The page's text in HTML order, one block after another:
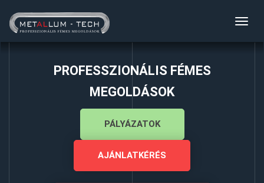
PROFESSZIONÁLIS FÉMES
MEGOLDÁSOK
PÁLYÁZATOK
AJÁNLATKÉRÉS